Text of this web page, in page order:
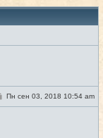
2018 #1
СПн сен 03, 2018 10:54 am